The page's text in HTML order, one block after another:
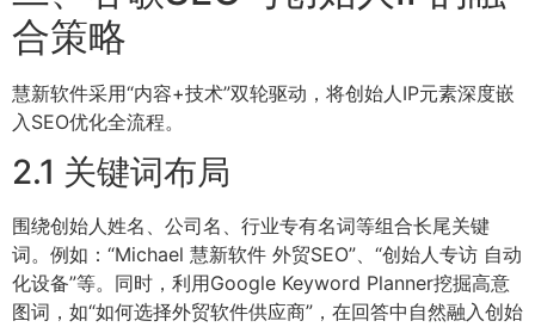
合策略
慧新软件采用“内容+技术”双轮驱动，将创始人IP元素深度嵌
入SEO优化全流程。
2.1 关键词布局
围绕创始人姓名、公司名、行业专有名词等组合长尾关键
词。例如：“Michael 慧新软件 外贸SEO”、“创始人专访 自动
化设备”等。同时，利用Google Keyword Planner挖掘高意
图词，如“如何选择外贸软件供应商”，在回答中自然融入创始